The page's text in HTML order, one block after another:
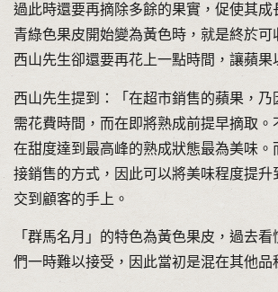
過此時還要再摘除多餘的果實，促使其成
青綠色果皮開始變為黃色時，就是終於可
西山先生卻還要再花上一點時間，讓蘋果
西山先生提到：「在超市銷售的蘋果，乃
需花費時間，而在即將熟成前提早摘取。
在甜度達到最高峰的熟成狀態最為美味。
接銷售的方式，因此可以將美味程度提升
交到顧客的手上。
「群馬名月」的特色為黃色果皮，過去
們一時難以接受，因此當初是混在其他品